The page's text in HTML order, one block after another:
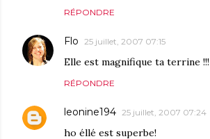
RÉPONDRE
Flo 25 juillet, 2007 07:15
Elle est magnifique ta terrine !!!
RÉPONDRE
leonine194 25 juillet, 2007 07:24
ho éllé est superbe!